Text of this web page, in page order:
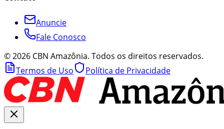
Anuncie
Fale Conosco
©2026 CBN Amazônia. Todos os direitos reservados.
Termos de Uso
Política de Privacidade